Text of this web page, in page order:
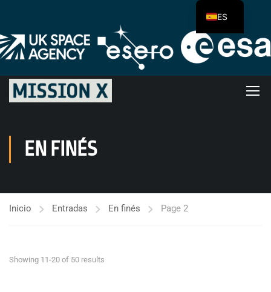
EN FINÉS
Inicio Entradas En finés Page 2
Showing 11-20 of 50 results
ES